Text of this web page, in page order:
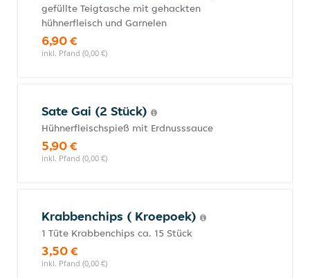
gefüllte Teigtasche mit gehackten
hühnerfleisch und Garnelen
6,90 €
inkl. Pfand (0,00 €)
Sate Gai (2 Stück)
Hühnerfleischspieß mit Erdnusssauce
5,90 €
inkl. Pfand (0,00 €)
Krabbenchips ( Kroepoek)
1 Tüte Krabbenchips ca. 15 Stück
3,50 €
inkl. Pfand (0,00 €)